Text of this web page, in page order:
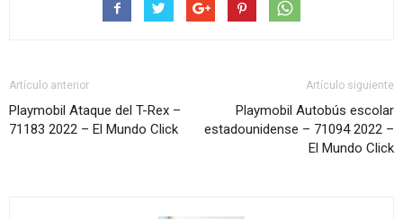
Artículo anterior
Playmobil Ataque del T-Rex –
71183 2022 – El Mundo Click
Artículo siguiente
Playmobil Autobús escolar
estadounidense – 71094 2022 –
El Mundo Click